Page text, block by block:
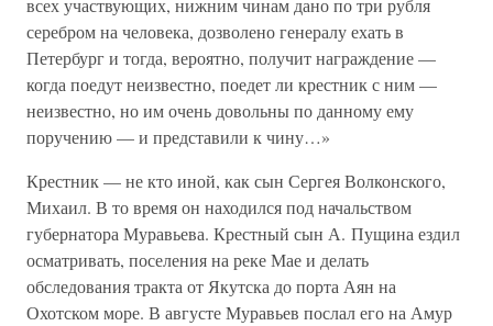
всех участвующих, нижним чинам дано по три рубля
серебром на человека, дозволено генералу ехать в
Петербург и тогда, вероятно, получит награждение —
когда поедут неизвестно, поедет ли крестник с ним —
неизвестно, но им очень довольны по данному ему
поручению — и представили к чину…»
Крестник — не кто иной, как сын Сергея Волконского,
Михаил. В то время он находился под начальством
губернатора Муравьева. Крестный сын А. Пущина ездил
осматривать, поселения на реке Мае и делать
обследования тракта от Якутска до порта Аян на
Охотском море. В августе Муравьев послал его на Амур